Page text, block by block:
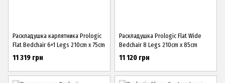
Раскладушка карпятника Prologic
Flat Bedchair 6+1 Legs 210cm x 75cm
11 319 грн
Раскладушка Prologic Flat Wide
Bedchair 8 Legs 210cm x 85cm
11 120 грн